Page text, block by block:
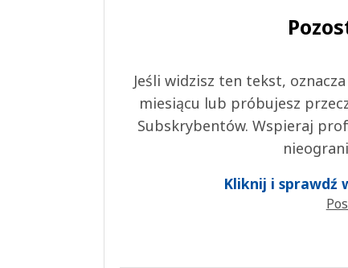
Jeśli widzisz ten tekst,
miesiącu lub próbujesz
Subskrybentów. Wspieraj
Kliknij i sprawdź